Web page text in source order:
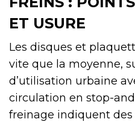
ET USURE
Les disques et
vite que la moyenne,
d’utilisation urbaine
circulation en stop-
freinage indiquent des